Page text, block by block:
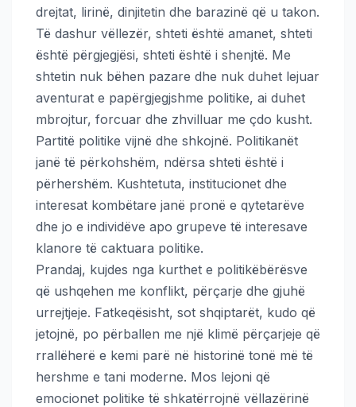
drejtat, lirinë, dinjitetin dhe barazinë që u takon.
Të dashur vëllezër, shteti është amanet, shteti
është përgjegjësi, shteti është i shenjtë. Me
shtetin nuk bëhen pazare dhe nuk duhet lejuar
aventurat e papërgjegjshme politike, ai duhet
mbrojtur, forcuar dhe zhvilluar me çdo kusht.
Partitë politike vijnë dhe shkojnë. Politikanët
janë të përkohshëm, ndërsa shteti është i
përhershëm. Kushtetuta, institucionet dhe
interesat kombëtare janë pronë e qytetarëve
dhe jo e individëve apo grupeve të interesave
klanore të caktuara politike.
Prandaj, kujdes nga kurthet e politikëbërësve
që ushqehen me konflikt, përçarje dhe gjuhë
urrejtjeje. Fatkeqësisht, sot shqiptarët, kudo që
jetojnë, po përballen me një klimë përçarjeje që
rrallëherë e kemi parë në historinë tonë më të
hershme e tani moderne. Mos lejoni që
emocionet politike të shkatërrojnë vëllazërinë